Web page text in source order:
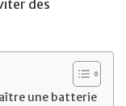
des
une batterie